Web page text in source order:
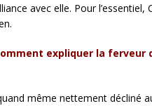
avec elle. Pour
expliquer la
même nettement décliné